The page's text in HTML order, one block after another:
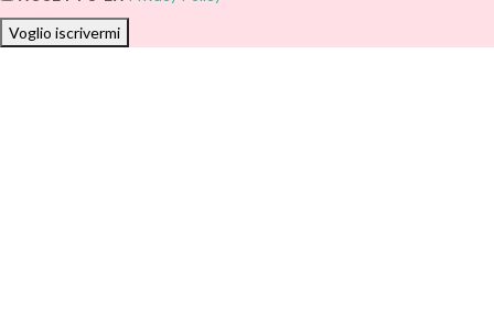
Voglio iscrivermi